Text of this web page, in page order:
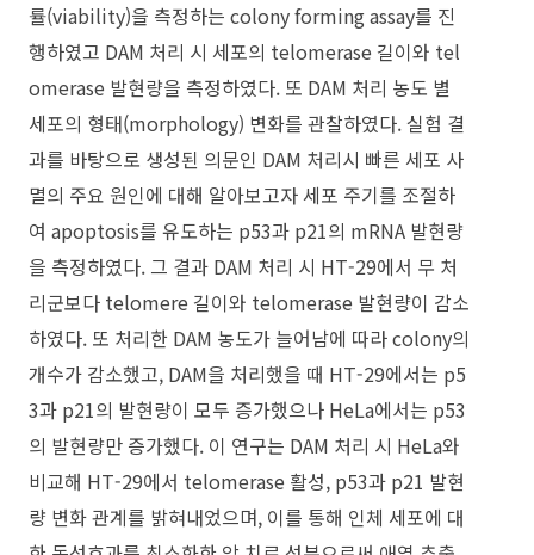
률(viability)을 측정하는 colony forming assay를 진
행하였고 DAM 처리 시 세포의 telomerase 길이와 tel
omerase 발현량을 측정하였다. 또 DAM 처리 농도 별
세포의 형태(morphology) 변화를 관찰하였다. 실험 결
과를 바탕으로 생성된 의문인 DAM 처리시 빠른 세포 사
멸의 주요 원인에 대해 알아보고자 세포 주기를 조절하
여 apoptosis를 유도하는 p53과 p21의 mRNA 발현량
을 측정하였다. 그 결과 DAM 처리 시 HT-29에서 무 처
리군보다 telomere 길이와 telomerase 발현량이 감소
하였다. 또 처리한 DAM 농도가 늘어남에 따라 colony의
개수가 감소했고, DAM을 처리했을 때 HT-29에서는 p5
3과 p21의 발현량이 모두 증가했으나 HeLa에서는 p53
의 발현량만 증가했다. 이 연구는 DAM 처리 시 HeLa와
비교해 HT-29에서 telomerase 활성, p53과 p21 발현
량 변화 관계를 밝혀내었으며, 이를 통해 인체 세포에 대